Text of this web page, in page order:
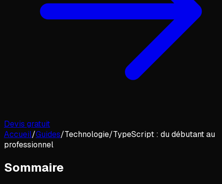
Devis gratuit
Accueil/Guides/Technologie/TypeScript : du débutant au
professionnel
Sommaire